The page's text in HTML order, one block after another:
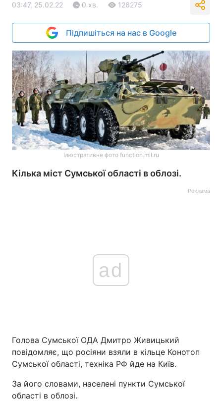
03:47, 25.02.22 0 хв. 126275
Підпишіться на нас в Google
Ілюстративне фото function.mil.ru
Кілька міст Сумської області в облозі.
Реклама
ad
Голова Сумської ОДА Дмитро Живицький
повідомляє, що росіяни взяли в кільце Конотоп
Сумської області, техніка РФ йде на Київ.
За його словами, населені пункти Сумської
області в облозі.